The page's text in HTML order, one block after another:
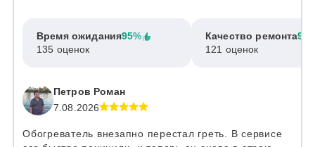
Время ожидания95%
135 оценок
Качество ремонта
121 оценок
Петров Роман
7.08.2026
Обогреватель внезапно перестал греть. В сервисе